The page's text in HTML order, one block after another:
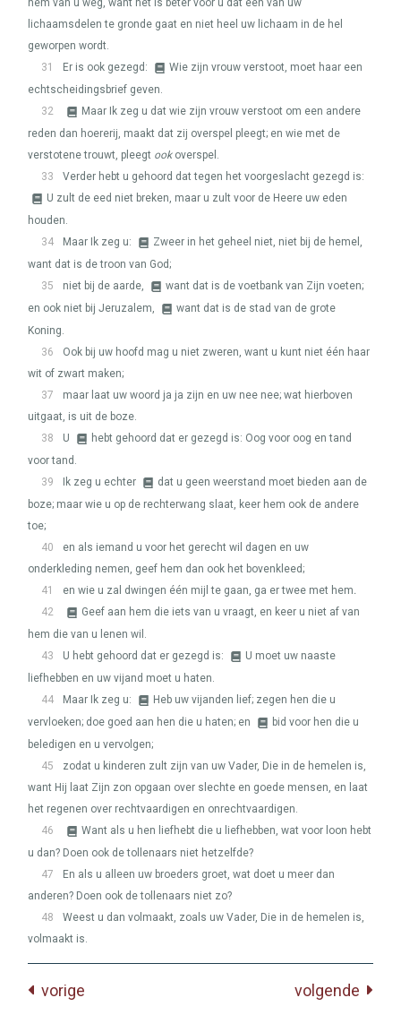
hem van u weg, want het is beter voor u dat een van uw
lichaamsdelen te gronde gaat en niet heel uw lichaam in de hel
geworpen wordt.
31
Er is ook gezegd:
Wie zijn vrouw verstoot, moet haar een
echtscheidingsbrief geven.
32
Maar Ik zeg u dat wie zijn vrouw verstoot om een andere
reden dan hoererij, maakt dat zij overspel pleegt; en wie met de
verstotene trouwt, pleegt ookoverspel.
33
Verder hebt u gehoord dat tegen het voorgeslacht gezegd is:
U zult de eed niet breken, maar u zult voor de Heere uw eden
houden.
34
Maar Ik zeg u:
Zweer in het geheel niet, niet bij de hemel,
want dat is de troon van God;
35
niet bij de aarde,
want dat is de voetbank van Zijn voeten;
en ook niet bij Jeruzalem,
want dat is de stad van de grote
Koning.
36
Ook bij uw hoofd mag u niet zweren, want u kunt niet één haar
wit of zwart maken;
37
maar laat uw woord ja ja zijn en uw nee nee; wat hierboven
uitgaat, is uit de boze.
38
U
hebt gehoord dat er gezegd is: Oog voor oog en tand
voor tand.
39
Ik zeg u echter
dat u geen weerstand moet bieden aan de
boze; maar wie u op de rechterwang slaat, keer hem ook de andere
toe;
40
en als iemand u voor het gerecht wil dagen en uw
onderkleding nemen, geef hem dan ook het bovenkleed;
41
en wie u zal dwingen één mijl te gaan, ga er twee met hem.
42
Geef aan hem die iets van u vraagt, en keer u niet af van
hem die van u lenen wil.
43
U hebt gehoord dat er gezegd is:
U moet uw naaste
liefhebben en uw vijand moet u haten.
44
Maar Ik zeg u:
Heb uw vijanden lief; zegen hen die u
vervloeken; doe goed aan hen die u haten; en
bid voor hen die u
beledigen en u vervolgen;
45
zodat u kinderen zult zijn van uw Vader, Die in de hemelen is,
want Hij laat Zijn zon opgaan over slechte en goede mensen, en laat
het regenen over rechtvaardigen en onrechtvaardigen.
46
Want als u hen liefhebt die u liefhebben, wat voor loon hebt
u dan? Doen ook de tollenaars niet hetzelfde?
47
En als u alleen uw broeders groet, wat doet u meer dan
anderen? Doen ook de tollenaars niet zo?
48
Weest u dan volmaakt, zoals uw Vader, Die in de hemelen is,
volmaakt is.
vorige volgende